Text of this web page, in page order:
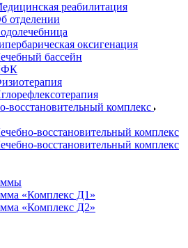
реабилитация
отделении
оксигенация
бассейн
восстановительный комплекс
восстановительный комплекс
восстановительный комплекс
«Комплекс Д1»
«Комплекс Д2»